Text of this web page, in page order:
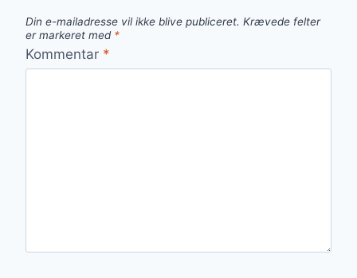
Din e-mailadresse vil ikke blive publiceret. Krævede felter
er markeret med *
Kommentar *